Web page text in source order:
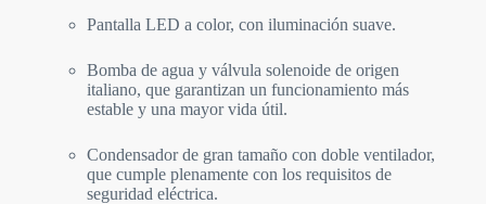
Pantalla LED a color, con iluminación suave.
Bomba de agua y válvula solenoide de origen
italiano, que garantizan un funcionamiento más
estable y una mayor vida útil.
Condensador de gran tamaño con doble ventilador,
que cumple plenamente con los requisitos de
seguridad eléctrica.